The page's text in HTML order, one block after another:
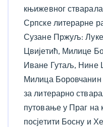
књижевног
Српске литерарне
Сузане Пржуљ:
Цвијетић, Милице
Иване Гутаљ, Нине
Милица Боровчанин
за литерарно
путовање у Праг на
посјетити Босну и